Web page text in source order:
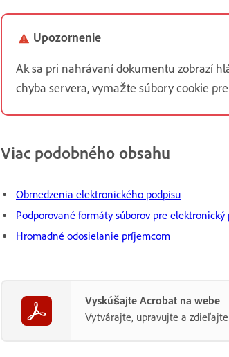
Upozornenie
Ak sa pri nahrávaní dokumentu zobrazí
chyba servera, vymažte súbory cookie
Viac podobného obsahu
Obmedzenia elektronického podpisu
Podporované formáty súborov pre elektronický
Hromadné odosielanie príjemcom
Vyskúšajte Acrobat na webe
Vytvárajte, upravujte a